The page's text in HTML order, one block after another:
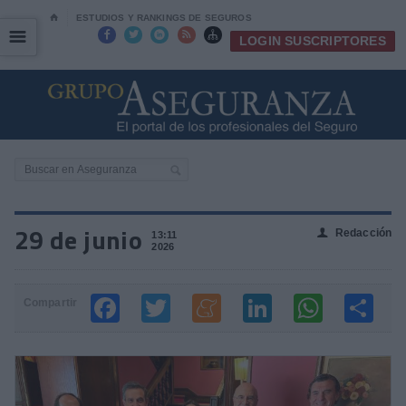
⌂ ESTUDIOS Y RANKINGS DE SEGUROS
     LOGIN SUSCRIPTORES
☰
☰
29 de junio
13:11
2026
👤 Redacción